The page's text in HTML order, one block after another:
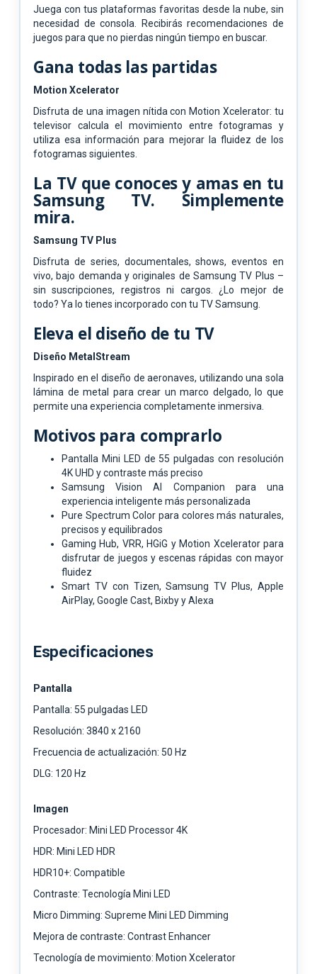
Juega con tus plataformas favoritas desde la nube, sin
necesidad de consola. Recibirás recomendaciones de
juegos para que no pierdas ningún tiempo en buscar.
Gana todas las partidas
Motion Xcelerator
Disfruta de una imagen nítida con Motion Xcelerator: tu
televisor calcula el movimiento entre fotogramas y
utiliza esa información para mejorar la fluidez de los
fotogramas siguientes.
La TV que conoces y amas en tu
Samsung TV. Simplemente
mira.
Samsung TV Plus
Disfruta de series, documentales, shows, eventos en
vivo, bajo demanda y originales de Samsung TV Plus –
sin suscripciones, registros ni cargos. ¿Lo mejor de
todo? Ya lo tienes incorporado con tu TV Samsung.
Eleva el diseño de tu TV
Diseño MetalStream
Inspirado en el diseño de aeronaves, utilizando una sola
lámina de metal para crear un marco delgado, lo que
permite una experiencia completamente inmersiva.
Motivos para comprarlo
Pantalla Mini LED de 55 pulgadas con resolución
4K UHD y contraste más preciso
Samsung Vision AI Companion para una
experiencia inteligente más personalizada
Pure Spectrum Color para colores más naturales,
precisos y equilibrados
Gaming Hub, VRR, HGiG y Motion Xcelerator para
disfrutar de juegos y escenas rápidas con mayor
fluidez
Smart TV con Tizen, Samsung TV Plus, Apple
AirPlay, Google Cast, Bixby y Alexa
Especificaciones
Pantalla
Pantalla: 55 pulgadas LED
Resolución: 3840 x 2160
Frecuencia de actualización: 50 Hz
DLG: 120 Hz
Imagen
Procesador: Mini LED Processor 4K
HDR: Mini LED HDR
HDR10+: Compatible
Contraste: Tecnología Mini LED
Micro Dimming: Supreme Mini LED Dimming
Mejora de contraste: Contrast Enhancer
Tecnología de movimiento: Motion Xcelerator